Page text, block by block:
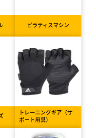
ピラティスマシン
トレーニングギア（サ
ポート用具）